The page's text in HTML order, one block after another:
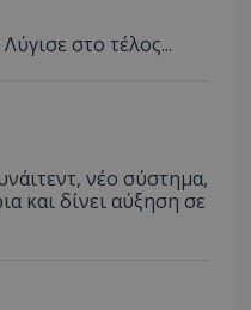
στο τέλος...
νέο σύστημα,
και δίνει αύξηση σε